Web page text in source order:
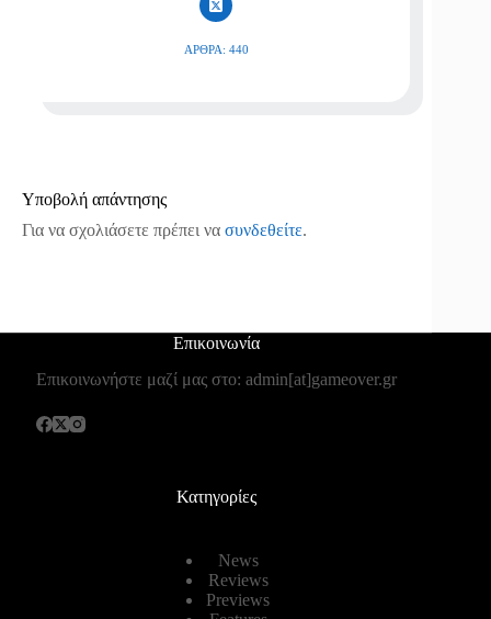
ΆΡΘΡΑ: 440
Υποβολή απάντησης
Για να σχολιάσετε πρέπει να συνδεθείτε.
Επικοινωνία
Επικοινωνήστε μαζί μας στο: admin[at]gameover.gr
Κατηγορίες
News
Reviews
Previews